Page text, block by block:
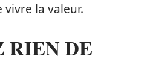
vivre la valeur.
RIEN DE